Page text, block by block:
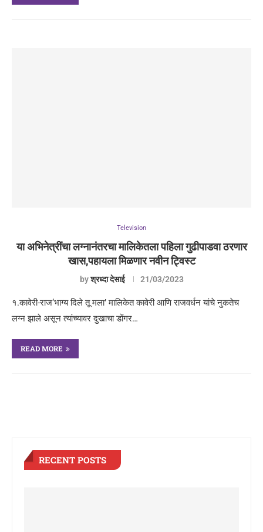
Television
या अभिनेत्रींचा लग्नानंतरचा मालिकेतला पहिला गुढीपाडवा ठरणार
खास,पहायला मिळणार नवीन ट्विस्ट
byश्रध्दा देसाई 21/03/2023
१.कावेरी-राज‘भाग्य दिले तू मला’ मालिकेत कावेरी आणि राजवर्धन यांचे नुकतेच
लग्न झाले असून त्यांच्यावर दुखाचा डोंगर…
READ MORE
RECENT POSTS